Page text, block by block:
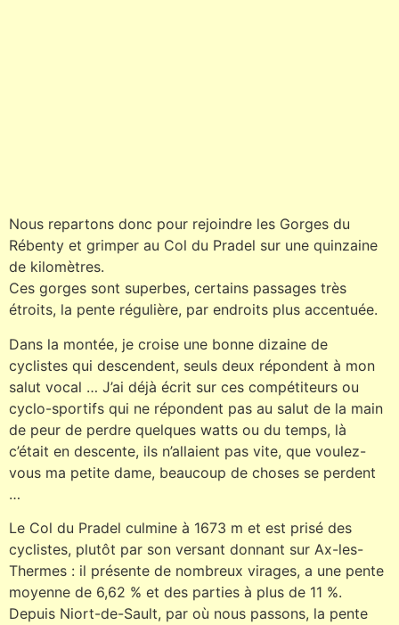
Nous repartons donc pour rejoindre les Gorges du
Rébenty et grimper au Col du Pradel sur une quinzaine
de kilomètres.
Ces gorges sont superbes, certains passages très
étroits, la pente régulière, par endroits plus accentuée.
Dans la montée, je croise une bonne dizaine de
cyclistes qui descendent, seuls deux répondent à mon
salut vocal … J’ai déjà écrit sur ces compétiteurs ou
cyclo-sportifs qui ne répondent pas au salut de la main
de peur de perdre quelques watts ou du temps, là
c’était en descente, ils n’allaient pas vite, que voulez-
vous ma petite dame, beaucoup de choses se perdent
…
Le Col du Pradel culmine à 1673 m et est prisé des
cyclistes, plutôt par son versant donnant sur Ax-les-
Thermes : il présente de nombreux virages, a une pente
moyenne de 6,62 % et des parties à plus de 11 %.
Depuis Niort-de-Sault, par où nous passons, la pente